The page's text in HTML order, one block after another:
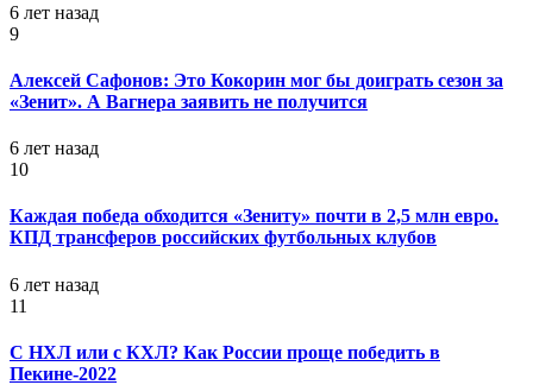
6 лет назад
9
Алексей Сафонов: Это Кокорин мог бы доиграть сезон за
«Зенит». А Вагнера заявить не получится
6 лет назад
10
Каждая победа обходится «Зениту» почти в 2,5 млн евро.
КПД трансферов российских футбольных клубов
6 лет назад
11
С НХЛ или с КХЛ? Как России проще победить в
Пекине-2022